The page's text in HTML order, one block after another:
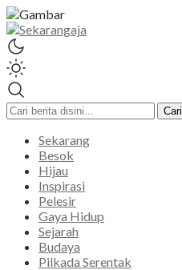
Sekarangaja
Informasi Inspirasi Malang Raya
Cari
Sekarang
Besok
Hijau
Inspirasi
Pelesir
Gaya Hidup
Sejarah
Budaya
Pilkada Serentak